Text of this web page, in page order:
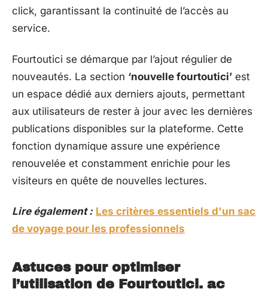
click, garantissant la continuité de l’accès au
service.
Fourtoutici se démarque par l’ajout régulier de
nouveautés. La section ‘nouvelle fourtoutici’ est
un espace dédié aux derniers ajouts, permettant
aux utilisateurs de rester à jour avec les dernières
publications disponibles sur la plateforme. Cette
fonction dynamique assure une expérience
renouvelée et constamment enrichie pour les
visiteurs en quête de nouvelles lectures.
Lire également : Les critères essentiels d'un sac
de voyage pour les professionnels
Astuces pour optimiser
l’utilisation de Fourtoutici. ac